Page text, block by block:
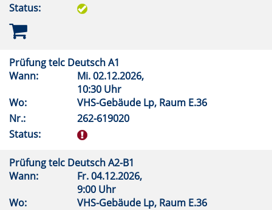
Status:
Prüfung telc Deutsch A1
Wann:
Mi.02.12.2026,
10:30 Uhr
Wo:
VHS-Gebäude Lp, Raum E.36
Nr.:
262-619020
Status:
Prüfung telc Deutsch A2-B1
Wann:
Fr.04.12.2026,
9:00 Uhr
Wo:
VHS-Gebäude Lp, Raum E.36